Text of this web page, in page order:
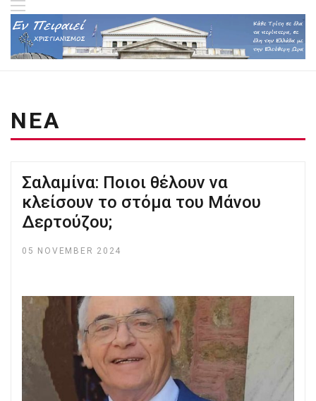
ΝΕΑ
Σαλαμίνα: Ποιοι θέλουν να
κλείσουν το στόμα του Μάνου
Δερτούζου;
05 NOVEMBER 2024